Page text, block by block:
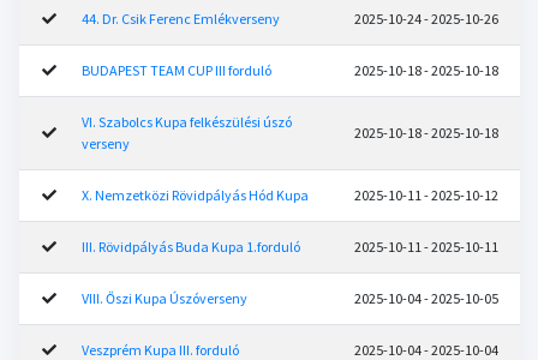
44. Dr. Csik Ferenc Emlékverseny 2025-10-24 - 2025-10-26
BUDAPEST TEAM CUP III forduló 2025-10-18 - 2025-10-18
VI. Szabolcs Kupa felkészülési úszó
verseny
2025-10-18 - 2025-10-18
X. Nemzetközi Rövidpályás Hód Kupa 2025-10-11 - 2025-10-12
III. Rövidpályás Buda Kupa 1.forduló 2025-10-11 - 2025-10-11
VIII. Őszi Kupa Úszóverseny 2025-10-04 - 2025-10-05
Veszprém Kupa III. forduló 2025-10-04 - 2025-10-04